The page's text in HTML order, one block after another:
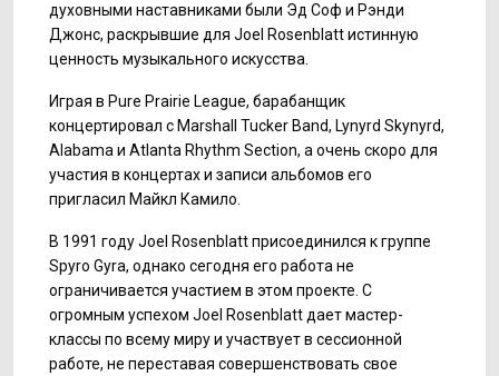
духовными наставниками были Эд Соф и Рэнди
Джонс, раскрывшие для Joel Rosenblatt истинную
ценность музыкального искусства.
Играя в Pure Prairie League, барабанщик
концертировал с Marshall Tucker Band, Lynyrd Skynyrd,
Alabama и Atlanta Rhythm Section, а очень скоро для
участия в концертах и записи альбомов его
пригласил Майкл Камило.
В 1991 году Joel Rosenblatt присоединился к группе
Spyro Gyra, однако сегодня его работа не
ограничивается участием в этом проекте. С
огромным успехом Joel Rosenblatt дает мастер-
классы по всему миру и участвует в сессионной
работе, не переставая совершенствовать свое